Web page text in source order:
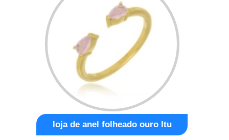
loja de anel folheado ouro Itu